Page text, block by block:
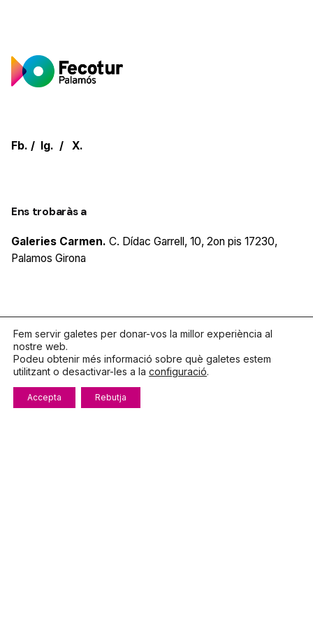
Fb. / Ig. / X.
Ens trobaràs a
Galeries Carmen. C. Dídac Garrell, 10, 2on pis 17230,
Palamos Girona
Telèfon972.319.533
De dilluns a divendres
8:00 – 15:00
info@fecotur.cat
Fem servir galetes per donar-vos la millor experiència al
nostre web.
Podeu obtenir més informació sobre què galetes estem
utilitzant o desactivar-les a la configuració.
Accepta Rebutja